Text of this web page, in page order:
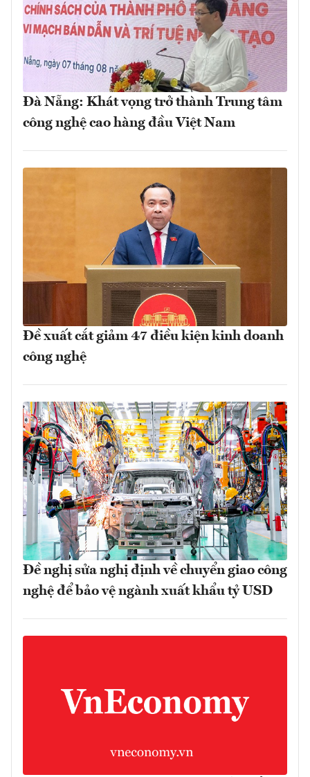
Đà Nẵng: Khát vọng trở thành Trung tâm
công nghệ cao hàng đầu Việt Nam
Đề xuất cắt giảm 47 điều kiện kinh doanh
công nghệ
Đề nghị sửa nghị định về chuyển giao công
nghệ để bảo vệ ngành xuất khẩu tỷ USD